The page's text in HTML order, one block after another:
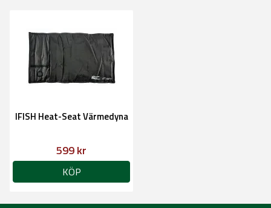
IFISH Heat-Seat Värmedyna
599 kr
KÖP